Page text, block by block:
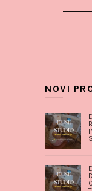
NOVI